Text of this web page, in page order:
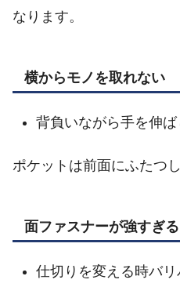
なります。
横からモノを取れない
背負いながら手を伸
ポケットは前面にふたつ
面ファスナーが強すぎる
仕切りを変える時バ